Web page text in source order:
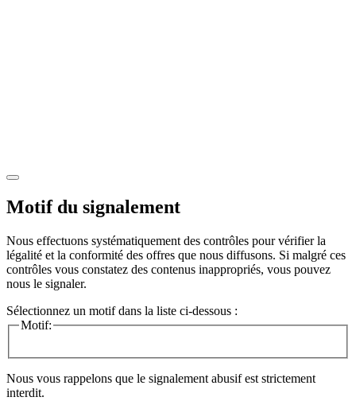
Motif du signalement
Nous effectuons systématiquement des contrôles pour vérifier la
légalité et la conformité des offres que nous diffusons. Si malgré ces
contrôles vous constatez des contenus inappropriés, vous pouvez
nous le signaler.
Sélectionnez un motif dans la liste ci-dessous :
Motif:
Nous vous rappelons que le signalement abusif est strictement
interdit.